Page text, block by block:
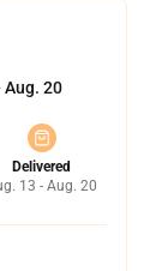
Aug. 20
Delivered
13 - Aug. 20